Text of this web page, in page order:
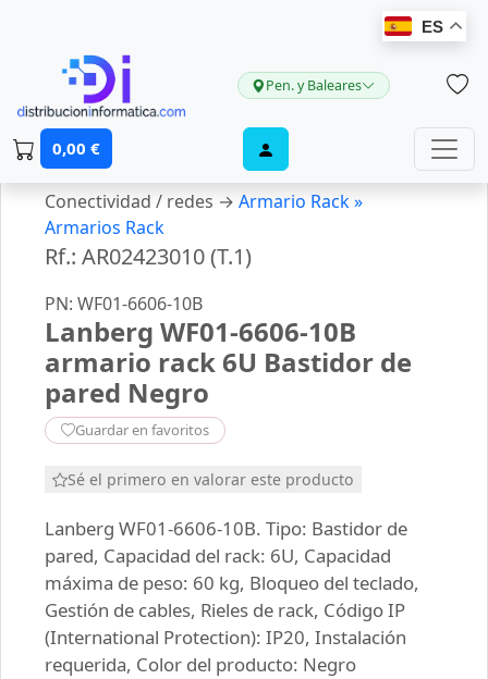
ES
Pen. y Baleares
0,00 €
Conectividad / redes → Armario Rack »
Armarios Rack
Rf.: AR02423010 (T.1)
PN: WF01-6606-10B
Lanberg WF01-6606-10B
armario rack 6U Bastidor de
pared Negro
Guardar en favoritos
Sé el primero en valorar este producto
Lanberg WF01-6606-10B. Tipo: Bastidor de
pared, Capacidad del rack: 6U, Capacidad
máxima de peso: 60 kg, Bloqueo del teclado,
Gestión de cables, Rieles de rack, Código IP
(International Protection): IP20, Instalación
requerida, Color del producto: Negro